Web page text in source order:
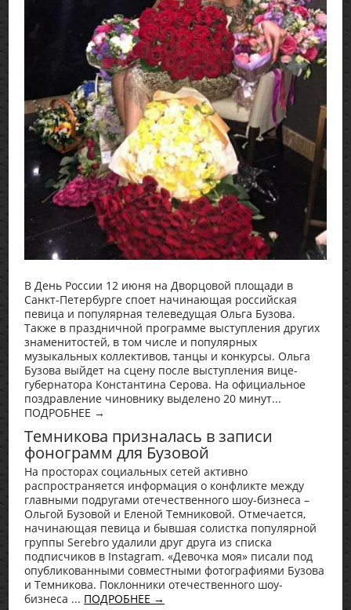
В День России 12 июня на Дворцовой площади в
Санкт-Петербурге споет начинающая российская
певица и популярная телеведущая Ольга Бузова.
Также в праздничной программе выступления других
знаменитостей, в том числе и популярных
музыкальных коллективов, танцы и конкурсы. Ольга
Бузова выйдет на сцену после выступления вице-
губернатора Константина Серова. На официальное
поздравление чиновнику выделено 20 минут...
ПОДРОБНЕЕ →
Темникова призналась в записи
фонограмм для Бузовой
На просторах социальных сетей активно
распространяется информация о конфликте между
главными подругами отечественного шоу-бизнеса –
Ольгой Бузовой и Еленой Темниковой. Отмечается,
начинающая певица и бывшая солистка популярной
группы Serebro удалили друг друга из списка
подписчиков в Instagram. «Девочка моя» писали под
опубликованными совместными фотографиями Бузова
и Темникова. Поклонники отечественного шоу-
бизнеса ... ПОДРОБНЕЕ →